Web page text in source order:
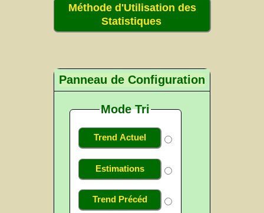
Méthode d'Utilisation des
Statistiques
Panneau de Configuration
Mode Tri
Trend Actuel
Estimations
Trend Précéd